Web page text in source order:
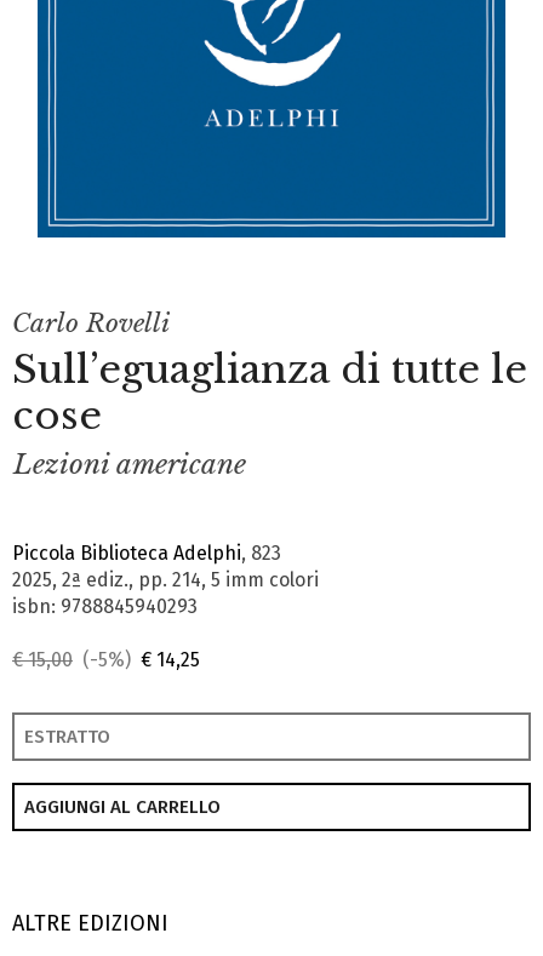
Carlo Rovelli
Sull’eguaglianza di tutte le
cose
Lezioni americane
Piccola Biblioteca Adelphi, 823
2025, 2ª ediz., pp. 214, 5 imm colori
isbn: 9788845940293
€ 15,00 (-5%) € 14,25
ESTRATTO
AGGIUNGI AL CARRELLO
ALTRE EDIZIONI